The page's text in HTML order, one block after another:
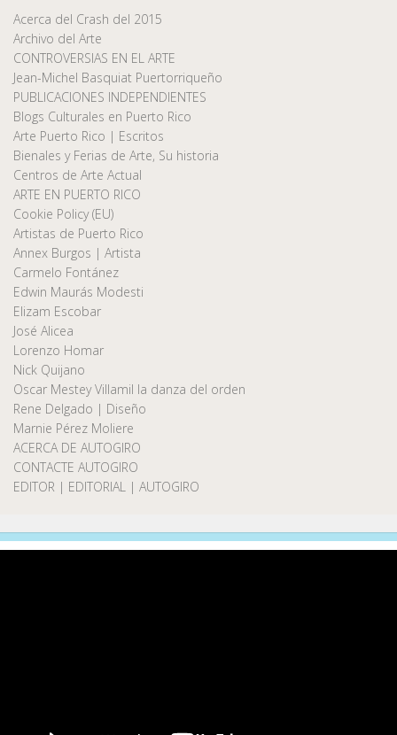
Acerca del Crash del 2015
Archivo del Arte
CONTROVERSIAS EN EL ARTE
Jean-Michel Basquiat Puertorriqueño
PUBLICACIONES INDEPENDIENTES
Blogs Culturales en Puerto Rico
Arte Puerto Rico | Escritos
Bienales y Ferias de Arte, Su historia
Centros de Arte Actual
ARTE EN PUERTO RICO
Cookie Policy (EU)
Artistas de Puerto Rico
Annex Burgos | Artista
Carmelo Fontánez
Edwin Maurás Modesti
Elizam Escobar
José Alicea
Lorenzo Homar
Nick Quijano
Oscar Mestey Villamil la danza del orden
Rene Delgado | Diseño
Marnie Pérez Moliere
ACERCA DE AUTOGIRO
CONTACTE AUTOGIRO
EDITOR | EDITORIAL | AUTOGIRO